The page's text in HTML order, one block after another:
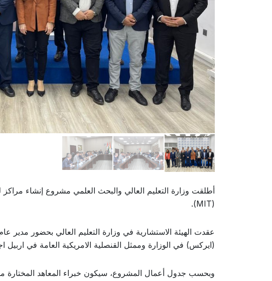
أطلقت وزارة التعليم العالي والبحث العلمي مشروع إنشاء
(MIT).
عقدت الهيئة الاستشارية في وزارة التعليم العالي بحضور مدير
(ايركس) في الوزارة وممثل القنصلية الامريكية العامة في اربيل
وبحسب جدول أعمال المشروع، سيكون خبراء المعاهد